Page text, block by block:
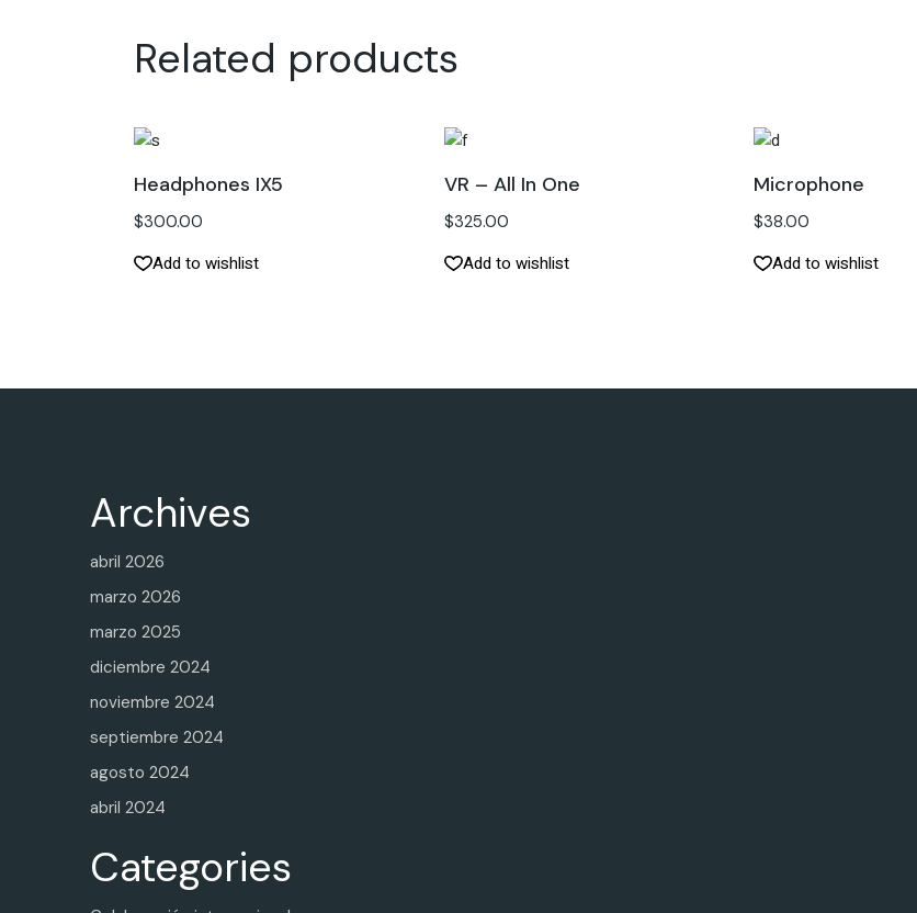
Related products
Headphones IX5
$300.00
Add to wishlist
VR – All In One
$325.00
Add to wishlist
Microphone
$38.00
Add to wishlist
Archives
abril 2026
marzo 2026
marzo 2025
diciembre 2024
noviembre 2024
septiembre 2024
agosto 2024
abril 2024
Categories